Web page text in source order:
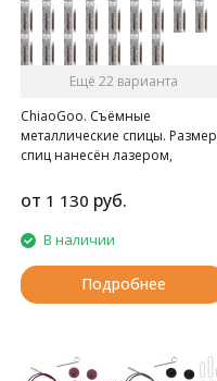
Ещё 22 варианта
ChiaoGoo. Съёмные
металлические спицы. Размер
спиц нанесён лазером,
съёмных спиц указывается
вместе с патроном
от 1 130 руб.
В наличии
Подробнее